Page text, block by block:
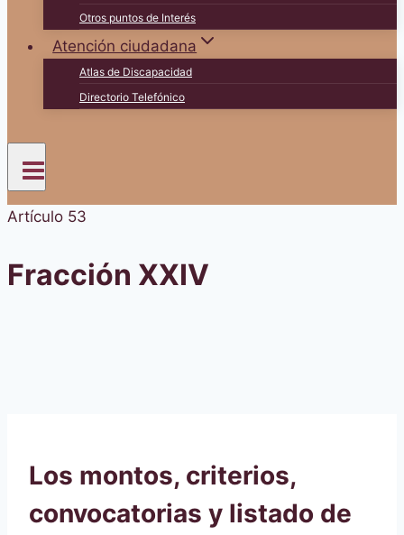
Otros puntos de Interés
Atención ciudadana
Atlas de Discapacidad
Directorio Telefónico
Artículo 53
Fracción XXIV
Los montos, criterios,
convocatorias y listado de